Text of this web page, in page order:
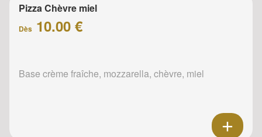
Pizza Chèvre miel
Dès 10.00 €
Base crème fraîche, mozzarella, chèvre, miel